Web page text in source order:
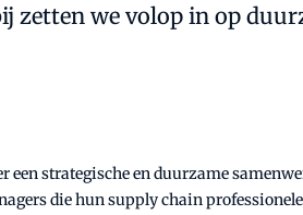
zetten we volop in op
een strategische en duurzame
die hun supply chain